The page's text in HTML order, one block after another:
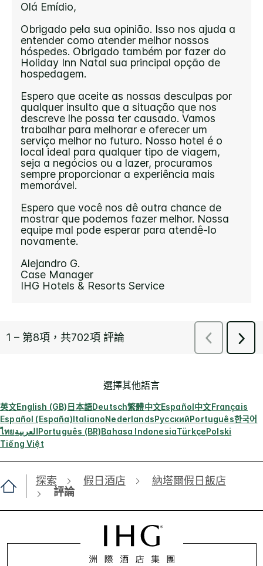
選擇其他語言
英文English (GB)日本語Deutsch繁體中文Español中文Français
Español (España)ItalianoNederlandsРусскийPortuguês한국어
ไทยالعربيةPortuguês (BR)Bahasa IndonesiaTürkçePolski
Tiếng Việt
探索 假日酒店
納塔爾假日飯店
評論